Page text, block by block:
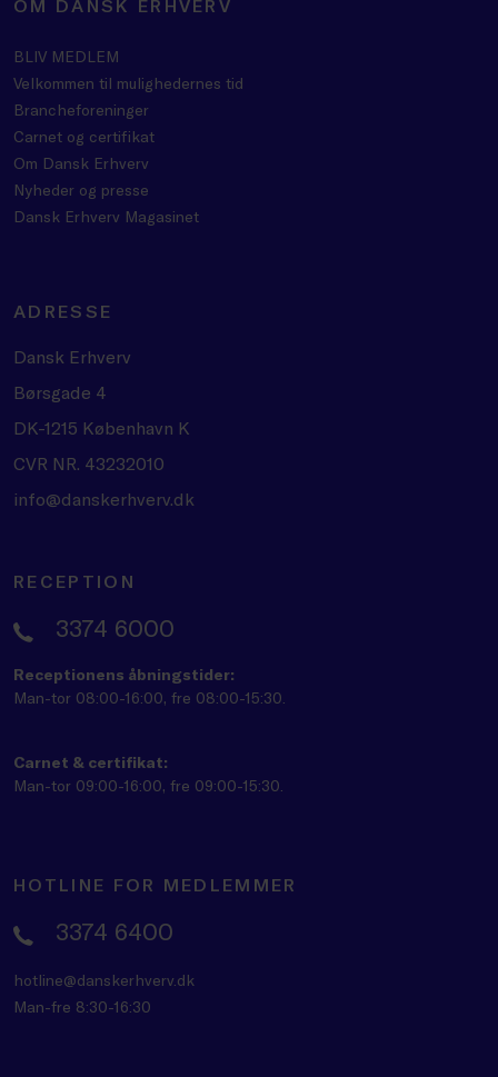
OM DANSK ERHVERV
BLIV MEDLEM
Velkommen til mulighedernes tid
Brancheforeninger
Carnet og certifikat
Om Dansk Erhverv
Nyheder og presse
Dansk Erhverv Magasinet
ADRESSE
Dansk Erhverv
Børsgade 4
DK-1215 København K
CVR NR. 43232010
info@danskerhverv.dk
RECEPTION
3374 6000
Receptionens åbningstider:
Man-tor 08:00-16:00, fre 08:00-15:30.
Carnet & certifikat:
Man-tor 09:00-16:00, fre 09:00-15:30.
HOTLINE FOR MEDLEMMER
3374 6400
hotline@danskerhverv.dk
Man-fre 8:30-16:30